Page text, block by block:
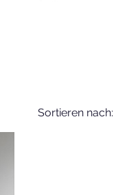
Sortieren nach: